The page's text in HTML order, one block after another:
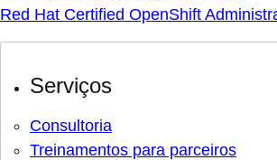
Red Hat Certified OpenShift
Serviços
Consultoria
Treinamentos para parceiros